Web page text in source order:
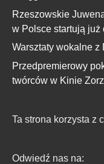
Rzeszowskie
w Polsce startują już
Warsztaty wokalne z
Przedpremierowy
twórców w Kinie
Ta strona korzysta z
Odwiedź nas na: